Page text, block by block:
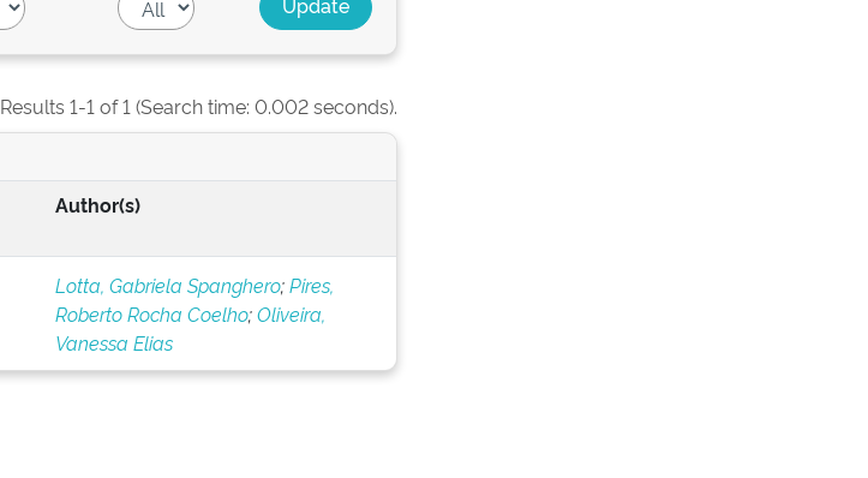
Results 1-1 of 1 (Search time: 0.002 seconds).
Author(s)
Lotta, Gabriela Spanghero;Pires,
Roberto Rocha Coelho;Oliveira,
Vanessa Elias